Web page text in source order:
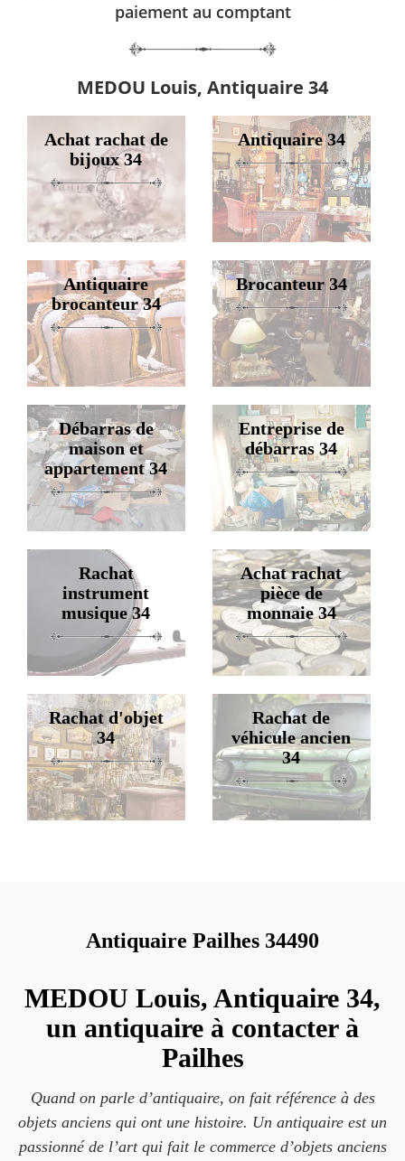
paiement au comptant
MEDOU Louis, Antiquaire 34
Achat rachat de
bijoux 34
Antiquaire 34
Antiquaire
brocanteur 34
Brocanteur 34
Débarras de
maison et
appartement 34
Entreprise de
débarras 34
Rachat
instrument
musique 34
Achat rachat
pièce de
monnaie 34
Rachat d'objet
34
Rachat de
véhicule ancien
34
Antiquaire Pailhes 34490
MEDOU Louis, Antiquaire 34,
un antiquaire à contacter à
Pailhes
Quand on parle d’antiquaire, on fait référence à des
objets anciens qui ont une histoire. Un antiquaire est un
passionné de l’art qui fait le commerce d’objets anciens